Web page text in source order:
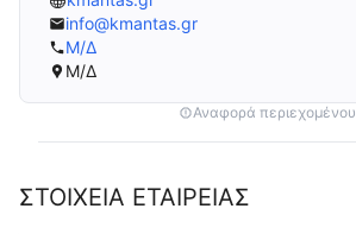
info@kmantas.gr
Μ/Δ
Μ/Δ
Αναφορά περιεχομένου
ΣΤΟΙΧΕΙΑ ΕΤΑΙΡΕΙΑΣ